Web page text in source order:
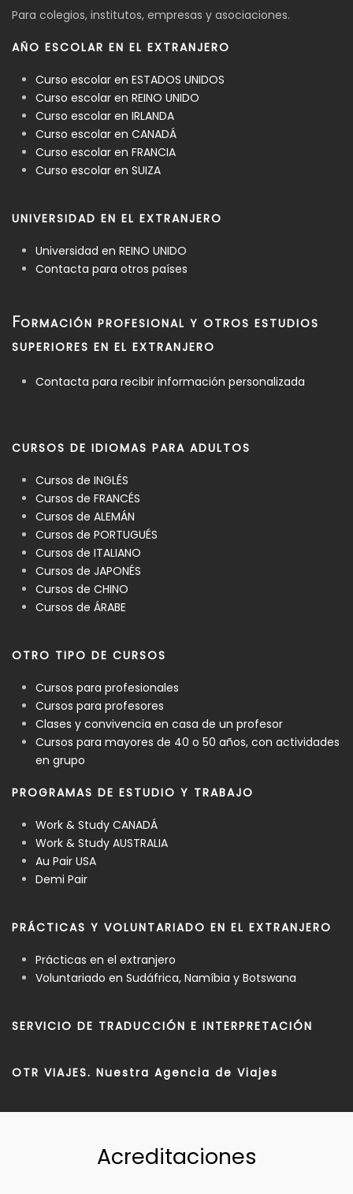
Para colegios, institutos, empresas y asociaciones.
AÑO ESCOLAR EN EL EXTRANJERO
Curso escolar en ESTADOS UNIDOS
Curso escolar en REINO UNIDO
Curso escolar en IRLANDA
Curso escolar en CANADÁ
Curso escolar en FRANCIA
Curso escolar en SUIZA
UNIVERSIDAD EN EL EXTRANJERO
Universidad en REINO UNIDO
Contacta para otros países
FORMACIÓN PROFESIONAL Y OTROS ESTUDIOS
SUPERIORES EN EL EXTRANJERO
Contacta para recibir información personalizada
CURSOS DE IDIOMAS PARA ADULTOS
Cursos de INGLÉS
Cursos de FRANCÉS
Cursos de ALEMÁN
Cursos de PORTUGUÉS
Cursos de ITALIANO
Cursos de JAPONÉS
Cursos de CHINO
Cursos de ÁRABE
OTRO TIPO DE CURSOS
Cursos para profesionales
Cursos para profesores
Clases y convivencia en casa de un profesor
Cursos para mayores de 40 o 50 años, con actividades
en grupo
PROGRAMAS DE ESTUDIO Y TRABAJO
Work & Study CANADÁ
Work & Study AUSTRALIA
Au Pair USA
Demi Pair
PRÁCTICAS Y VOLUNTARIADO EN EL EXTRANJERO
Prácticas en el extranjero
Voluntariado en Sudáfrica, Namíbia y Botswana
SERVICIO DE TRADUCCIÓN E INTERPRETACIÓN
OTR VIAJES. Nuestra Agencia de Viajes
Acreditaciones